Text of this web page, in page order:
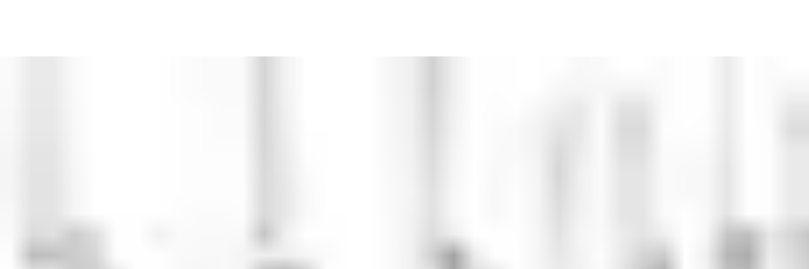
Nos serrures Tribloc offrent un verrouillage multipoints mécanique pour des critères de sécurité accrus. Elles sont utilisées sur les portes d’issues de secours, les portes coupe-feu et les